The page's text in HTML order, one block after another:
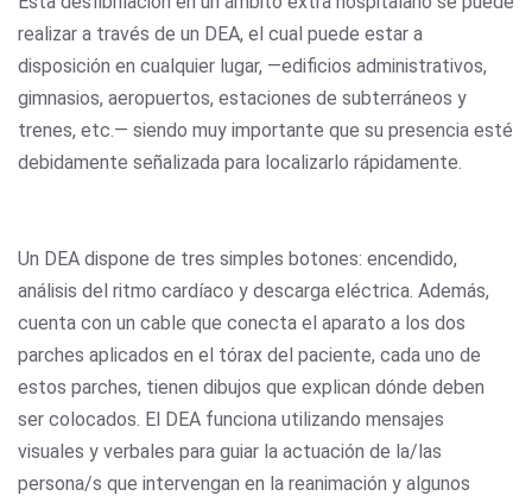
realizar a través de un DEA, el cual puede estar a
disposición en cualquier lugar, —edificios administrativos,
gimnasios, aeropuertos, estaciones de subterráneos y
trenes, etc.— siendo muy importante que su presencia esté
debidamente señalizada para localizarlo rápidamente.
Un DEA dispone de tres simples botones: encendido,
análisis del ritmo cardíaco y descarga eléctrica. Además,
cuenta con un cable que conecta el aparato a los dos
parches aplicados en el tórax del paciente, cada uno de
estos parches, tienen dibujos que explican dónde deben
ser colocados. El DEA funciona utilizando mensajes
visuales y verbales para guiar la actuación de la/las
persona/s que intervengan en la reanimación y algunos